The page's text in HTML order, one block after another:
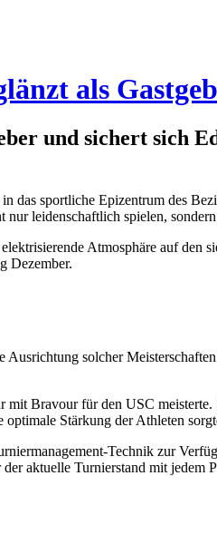
als
und sichert sich
das sportliche Epizentrum des
nur leidenschaftlich spielen,
Atmosphäre auf den
Dezember.
Ausrichtung solcher
mit Bravour für den USC
Stärkung der Athleten
Technik zur
aktuelle Turnierstand mit jedem